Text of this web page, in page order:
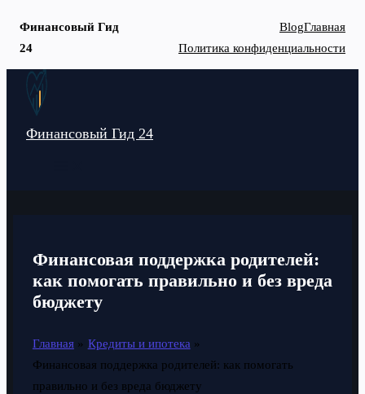
Финансовый Гид
24
BlogГлавная
Политика конфиденциальности
Перейти
Финансовый Гид 24
Финансовая поддержка родителей:
как помогать правильно и без вреда
бюджету
Главная
Кредиты и ипотека
Финансовая поддержка родителей: как помогать
правильно и без вреда бюджету